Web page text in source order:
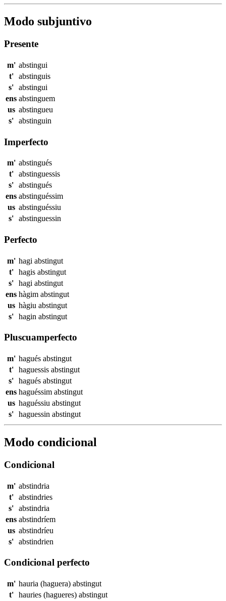
Modo subjuntivo
Presente
m' abstingui
t'
abstinguis
s' abstingui
ens abstinguem
us abstingueu
s' abstinguin
Imperfecto
m' abstingués
t'
abstinguessis
s' abstingués
ens abstinguéssim
us abstinguéssiu
s' abstinguessin
Perfecto
m' hagi abstingut
t'
hagis abstingut
s' hagi abstingut
ens hàgim abstingut
us hàgiu abstingut
s' hagin abstingut
Pluscuamperfecto
m' hagués abstingut
t'
haguessis abstingut
s' hagués abstingut
ens haguéssim abstingut
us haguéssiu abstingut
s' haguessin abstingut
Modo condicional
Condicional
m' abstindria
t'
abstindries
s' abstindria
ens abstindríem
us abstindríeu
s' abstindrien
Condicional perfecto
m' hauria (haguera) abstingut
t'
hauries (hagueres) abstingut